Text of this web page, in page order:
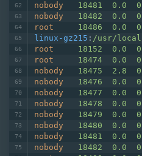
nobody
18481  0.0
nobody
18482  0.0
root
18486  0.0
linux-gz215 : /usr/
root
18152  0.0
root
18474  0.0
nobody
18475  2.8
nobody
18476  0.0
nobody
18477  0.0
nobody
18478  0.0
nobody
18479  0.0
nobody
18480  0.0
nobody
18481  0.0
nobody
18482  0.0